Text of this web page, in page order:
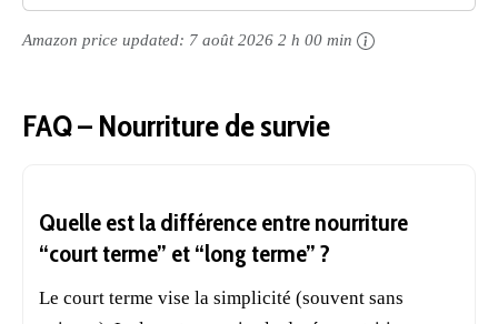
Amazon price updated: 7 août 2026 2 h 00 min
FAQ – Nourriture de survie
Quelle est la différence entre nourriture
“court terme” et “long terme” ?
Le court terme vise la simplicité (souvent sans